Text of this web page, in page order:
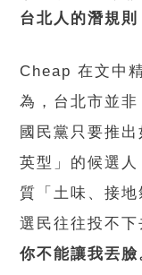
台北人的潛規則
Cheap 在文中
為，台北市並非
國民黨只要推出
英型」的候選
質「土味、接
選民往往投不下
你不能讓我丟臉